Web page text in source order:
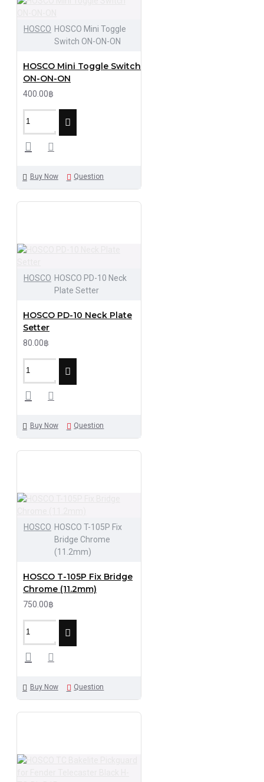
HOSCO HOSCO Mini Toggle
Switch ON-ON-ON
HOSCO Mini Toggle Switch
ON-ON-ON
400.00฿
Buy Now Question
HOSCO HOSCO PD-10 Neck
Plate Setter
HOSCO PD-10 Neck Plate
Setter
80.00฿
Buy Now Question
HOSCO HOSCO T-105P Fix
Bridge Chrome
(11.2mm)
HOSCO T-105P Fix Bridge
Chrome (11.2mm)
750.00฿
Buy Now Question